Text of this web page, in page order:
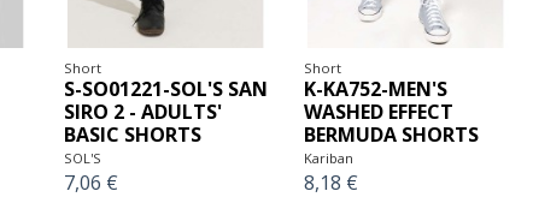
Short
S-SO01221-SOL'S SAN
SIRO 2 - ADULTS'
BASIC SHORTS
SOL'S
7,06 €
Short
K-KA752-MEN'S
WASHED EFFECT
BERMUDA SHORTS
Kariban
8,18 €